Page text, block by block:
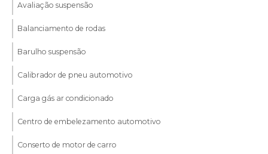
Avaliação suspensão
Balanciamento de rodas
Barulho suspensão
Calibrador de pneu automotivo
Carga gás ar condicionado
Centro de embelezamento automotivo
Conserto de motor de carro